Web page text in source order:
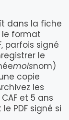
dans la fiche
le format
parfois signé
le
moisnom)
copie
les
et 5 ans
PDF signé si